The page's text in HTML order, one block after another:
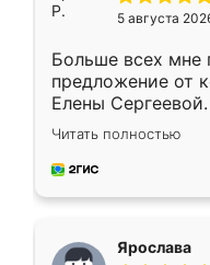
5 августа
Больше всех мне
предложение от
Елены
короткие сроки
для замера
предложил по
Читать полностью
Ярослава